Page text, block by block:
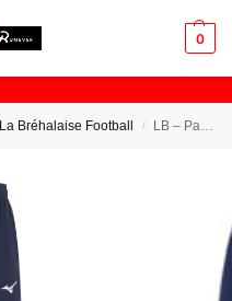
0
La Bréhalaise Football / LB – Pantalon de Survetement